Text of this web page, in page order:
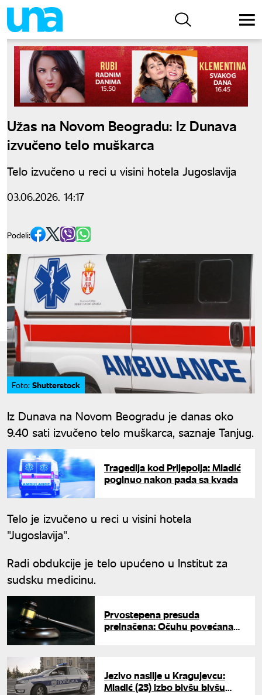
Užas na Novom Beogradu: Iz Dunava
izvučeno telo muškarca
Telo izvučeno u reci u visini hotela Jugoslavija
03.06.2026. 14:17
Podeli:
Foto: Shutterstock
Iz Dunava na Novom Beogradu je danas oko
9.40 sati izvučeno telo muškarca, saznaje Tanjug.
Tragedija kod Prijepolja: Mladić
poginuo nakon pada sa kvada
Telo je izvučeno u reci u visini hotela
"Jugoslavija".
Radi obdukcije je telo upućeno u Institut za
sudsku medicinu.
Prvostepena presuda
preinačena: Očuhu povećana
Jezivo nasilje u Kragujevcu:
Mladić (23) izbo bivšu bivšu